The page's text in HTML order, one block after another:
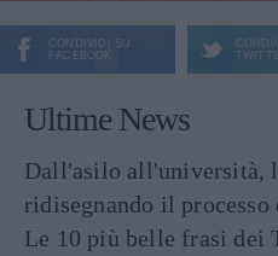
CONDIVIDI SU
FACEBOOK
Ultime News
Dall'asilo all'università,
ridisegnando il processo
Le 10 più belle frasi dei